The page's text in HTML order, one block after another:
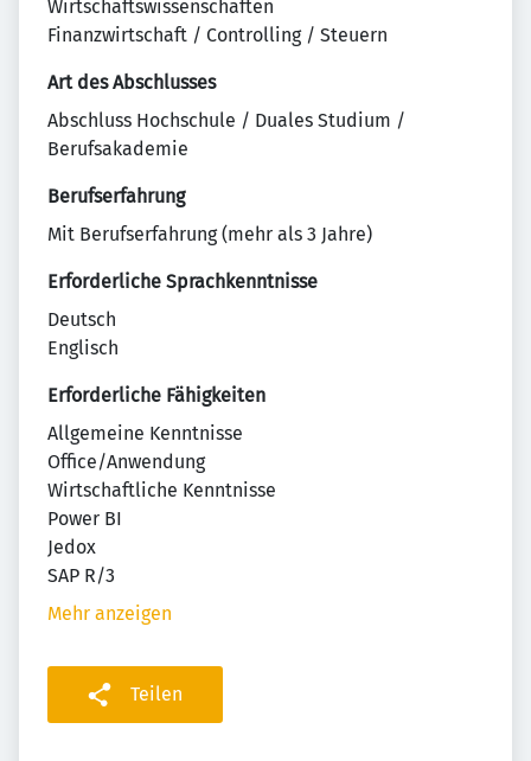
Wirtschaftswissenschaften
Finanzwirtschaft / Controlling / Steuern
Art des Abschlusses
Abschluss Hochschule / Duales Studium /
Berufsakademie
Berufserfahrung
Mit Berufserfahrung (mehr als 3 Jahre)
Erforderliche Sprachkenntnisse
Deutsch
Englisch
Erforderliche Fähigkeiten
Allgemeine Kenntnisse
Office/Anwendung
Wirtschaftliche Kenntnisse
Power BI
Jedox
SAP R/3
Mehr anzeigen
Teilen